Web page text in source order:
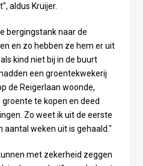
aldus Kruijer.
bergingstank naar de
en zo hebben ze hem er uit
kind niet bij in de buurt
een groentekwekerij
de Reigerlaan woonde,
te kopen en deed
Zo weet ik uit de eerste
aantal weken uit is gehaald."
met zekerheid zeggen